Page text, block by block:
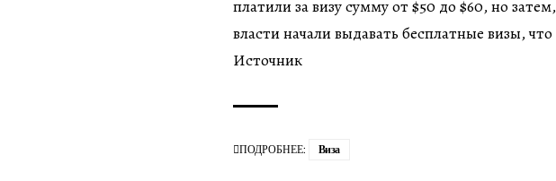
платили за визу сумму от $50 до $60, но
власти начали выдавать бесплатные визы,
Источник
ПОДРОБНЕЕ: Виза